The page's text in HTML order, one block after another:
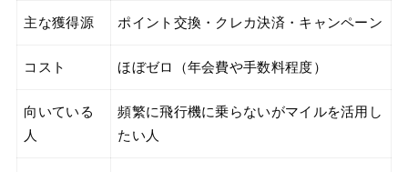
主な獲得源 ポイント交換・クレカ決済・キャンペーン
コスト ほぼゼロ（年会費や手数料程度）
向いている
人
頻繁に飛行機に乗らないがマイルを活用し
たい人